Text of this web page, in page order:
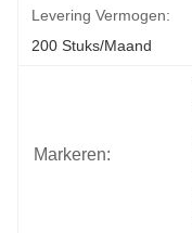
Levering Vermogen:
200 Stuks/maand
Markeren: